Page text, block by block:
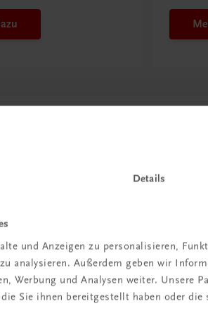
Details
und Anzeigen zu personalisieren,
analysieren. Außerdem geben wir
Werbung und Analysen weiter. Unsere
Sie ihnen bereitgestellt haben oder
der